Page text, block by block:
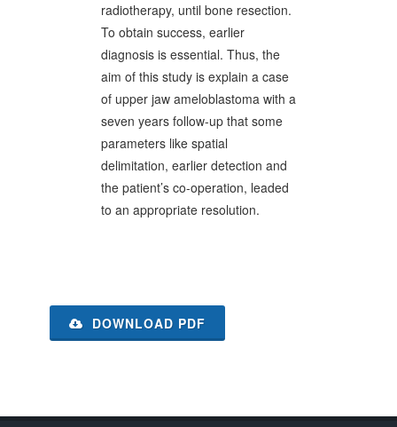
radiotherapy, until bone resection.
To obtain success, earlier
diagnosis is essential. Thus, the
aim of this study is explain a case
of upper jaw ameloblastoma with a
seven years follow-up that some
parameters like spatial
delimitation, earlier detection and
the patient’s co-operation, leaded
to an appropriate resolution.
DOWNLOAD PDF